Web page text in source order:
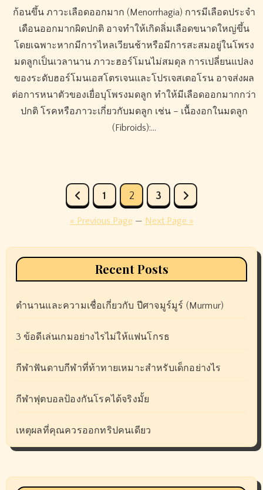
ก้อนขึ้น ภาวะเลือดออกมาก (Menorrhagia) การมีเลือดประจำ
เดือนออกมากผิดปกติ อาจทำให้เกิดลิ่มเลือดขนาดใหญ่ขึ้น
โดยเฉพาะหากมีการไหลเวียนช้าหรือมีการสะสมอยู่ในโพรง
มดลูกเป็นเวลานาน ภาวะฮอร์โมนไม่สมดุล การเปลี่ยนแปลง
ของระดับฮอร์โมนเอสโตรเจนและโปรเจสเตอโรน อาจส่งผล
ต่อการหนาตัวของเยื่อบุโพรงมดลูก ทำให้มีเลือดออกมากกว่า
ปกติ โรคหรือภาวะเกี่ยวกับมดลูก เช่น – เนื้องอกในมดลูก
(Fibroids):…
pagination
1 2 3
« Previous Page— Next Page »
Recent Posts
ตำนานและความเชื่อเกี่ยวกับ ปีศาจมูร์มูร์ (Murmur)
3 ข้อดีเล่นเกมอย่างไรไม่ให้แฟนโกรธ
กีฬาฟันดาบกีฬาที่ท้าทายเหมาะสำหรับเด็กอย่างไร
กีฬาฟุตบอลป้องกันโรคได้จริงมั้ย
เหตุผลที่คุณควรออกทริปคนเดียว